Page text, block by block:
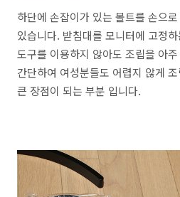
하단에 손잡이가 있는 볼트를 손으
있습니다. 받침대를 모니터에 고정
도구를 이용하지 않아도 조립을 아
간단하여 여성분들도 어렵지 않게
큰 장점이 되는 부분 입니다.